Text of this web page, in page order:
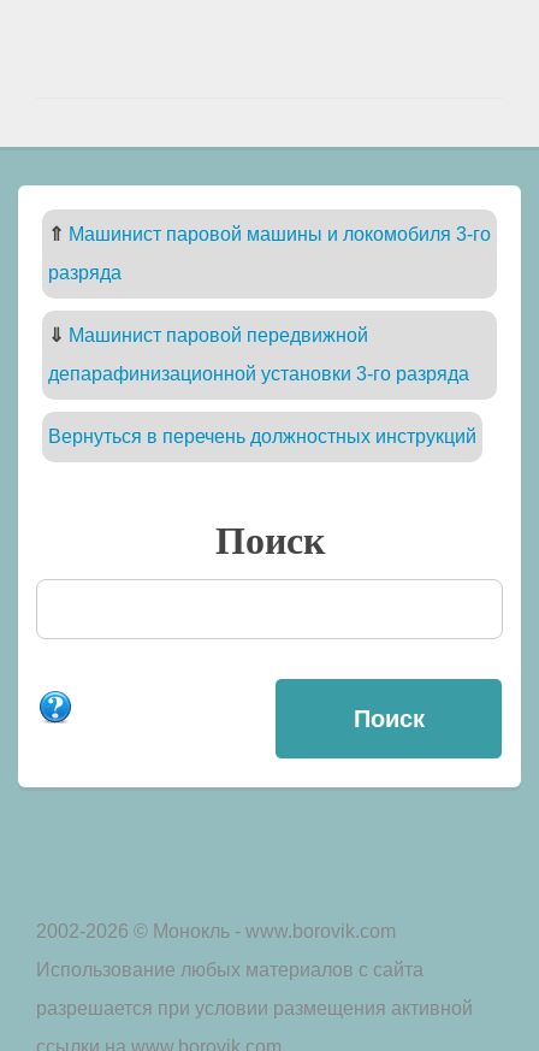
⇑ Машинист паровой машины и локомобиля 3-го
разряда
⇓ Машинист паровой передвижной
депарафинизационной установки 3-го разряда
Вернуться в перечень должностных инструкций
Поиск
2002-2026 © Монокль - www.borovik.com
Использование любых материалов с сайта
разрешается при условии размещения активной